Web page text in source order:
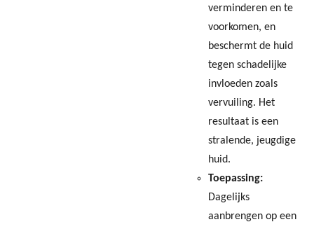
verminderen en te
voorkomen, en
beschermt de huid
tegen schadelijke
invloeden zoals
vervuiling. Het
resultaat is een
stralende, jeugdige
huid.
Toepassing:
Dagelijks
aanbrengen op een